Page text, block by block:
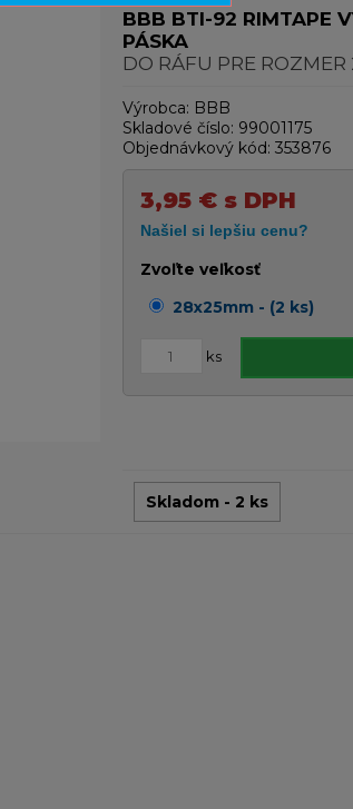
BBB BTI-92 RIMTAPE
PÁSKA
DO RÁFU PRE
Výrobca: BBB
Skladové číslo: 99001175
Objednávkový kód: 353876
3,95 €s DPH
Zvoľte veľkosť
28x25mm - (2 ks)
ks
Skladom - 2 ks